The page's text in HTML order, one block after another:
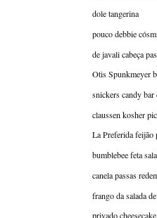
dole tangerina
pouco debbie
de javali cabeça
Otis Spunkmeyer
snickers candy bar
claussen kosher
La Preferida feijão
bumblebee feta
canela passas
frango da salada
privado